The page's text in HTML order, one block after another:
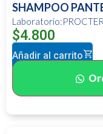
SHAMPOO
$4.800
Añadir al carrito